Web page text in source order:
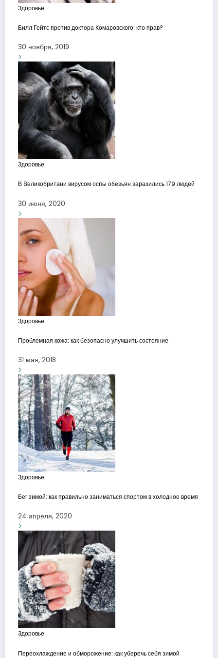
Здоровье
Билл Гейтс против доктора Комаровского: кто прав?
30 ноября, 2019
Здоровье
В Великобритани вирусом оспы обезьян заразились 179 людей
30 июня, 2020
Здоровье
Проблемная кожа: как безопасно улучшить состояние
31 мая, 2018
Здоровье
Бег зимой: как правильно заниматься спортом в холодное время
24 апреля, 2020
Здоровье
Переохлаждение и обморожение: как уберечь себя зимой